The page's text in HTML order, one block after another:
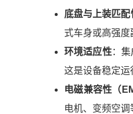
底盘与上装匹配
式车身或高强度
环境适应性：
这是设备稳定运
电磁兼容性（
电机、变频空调